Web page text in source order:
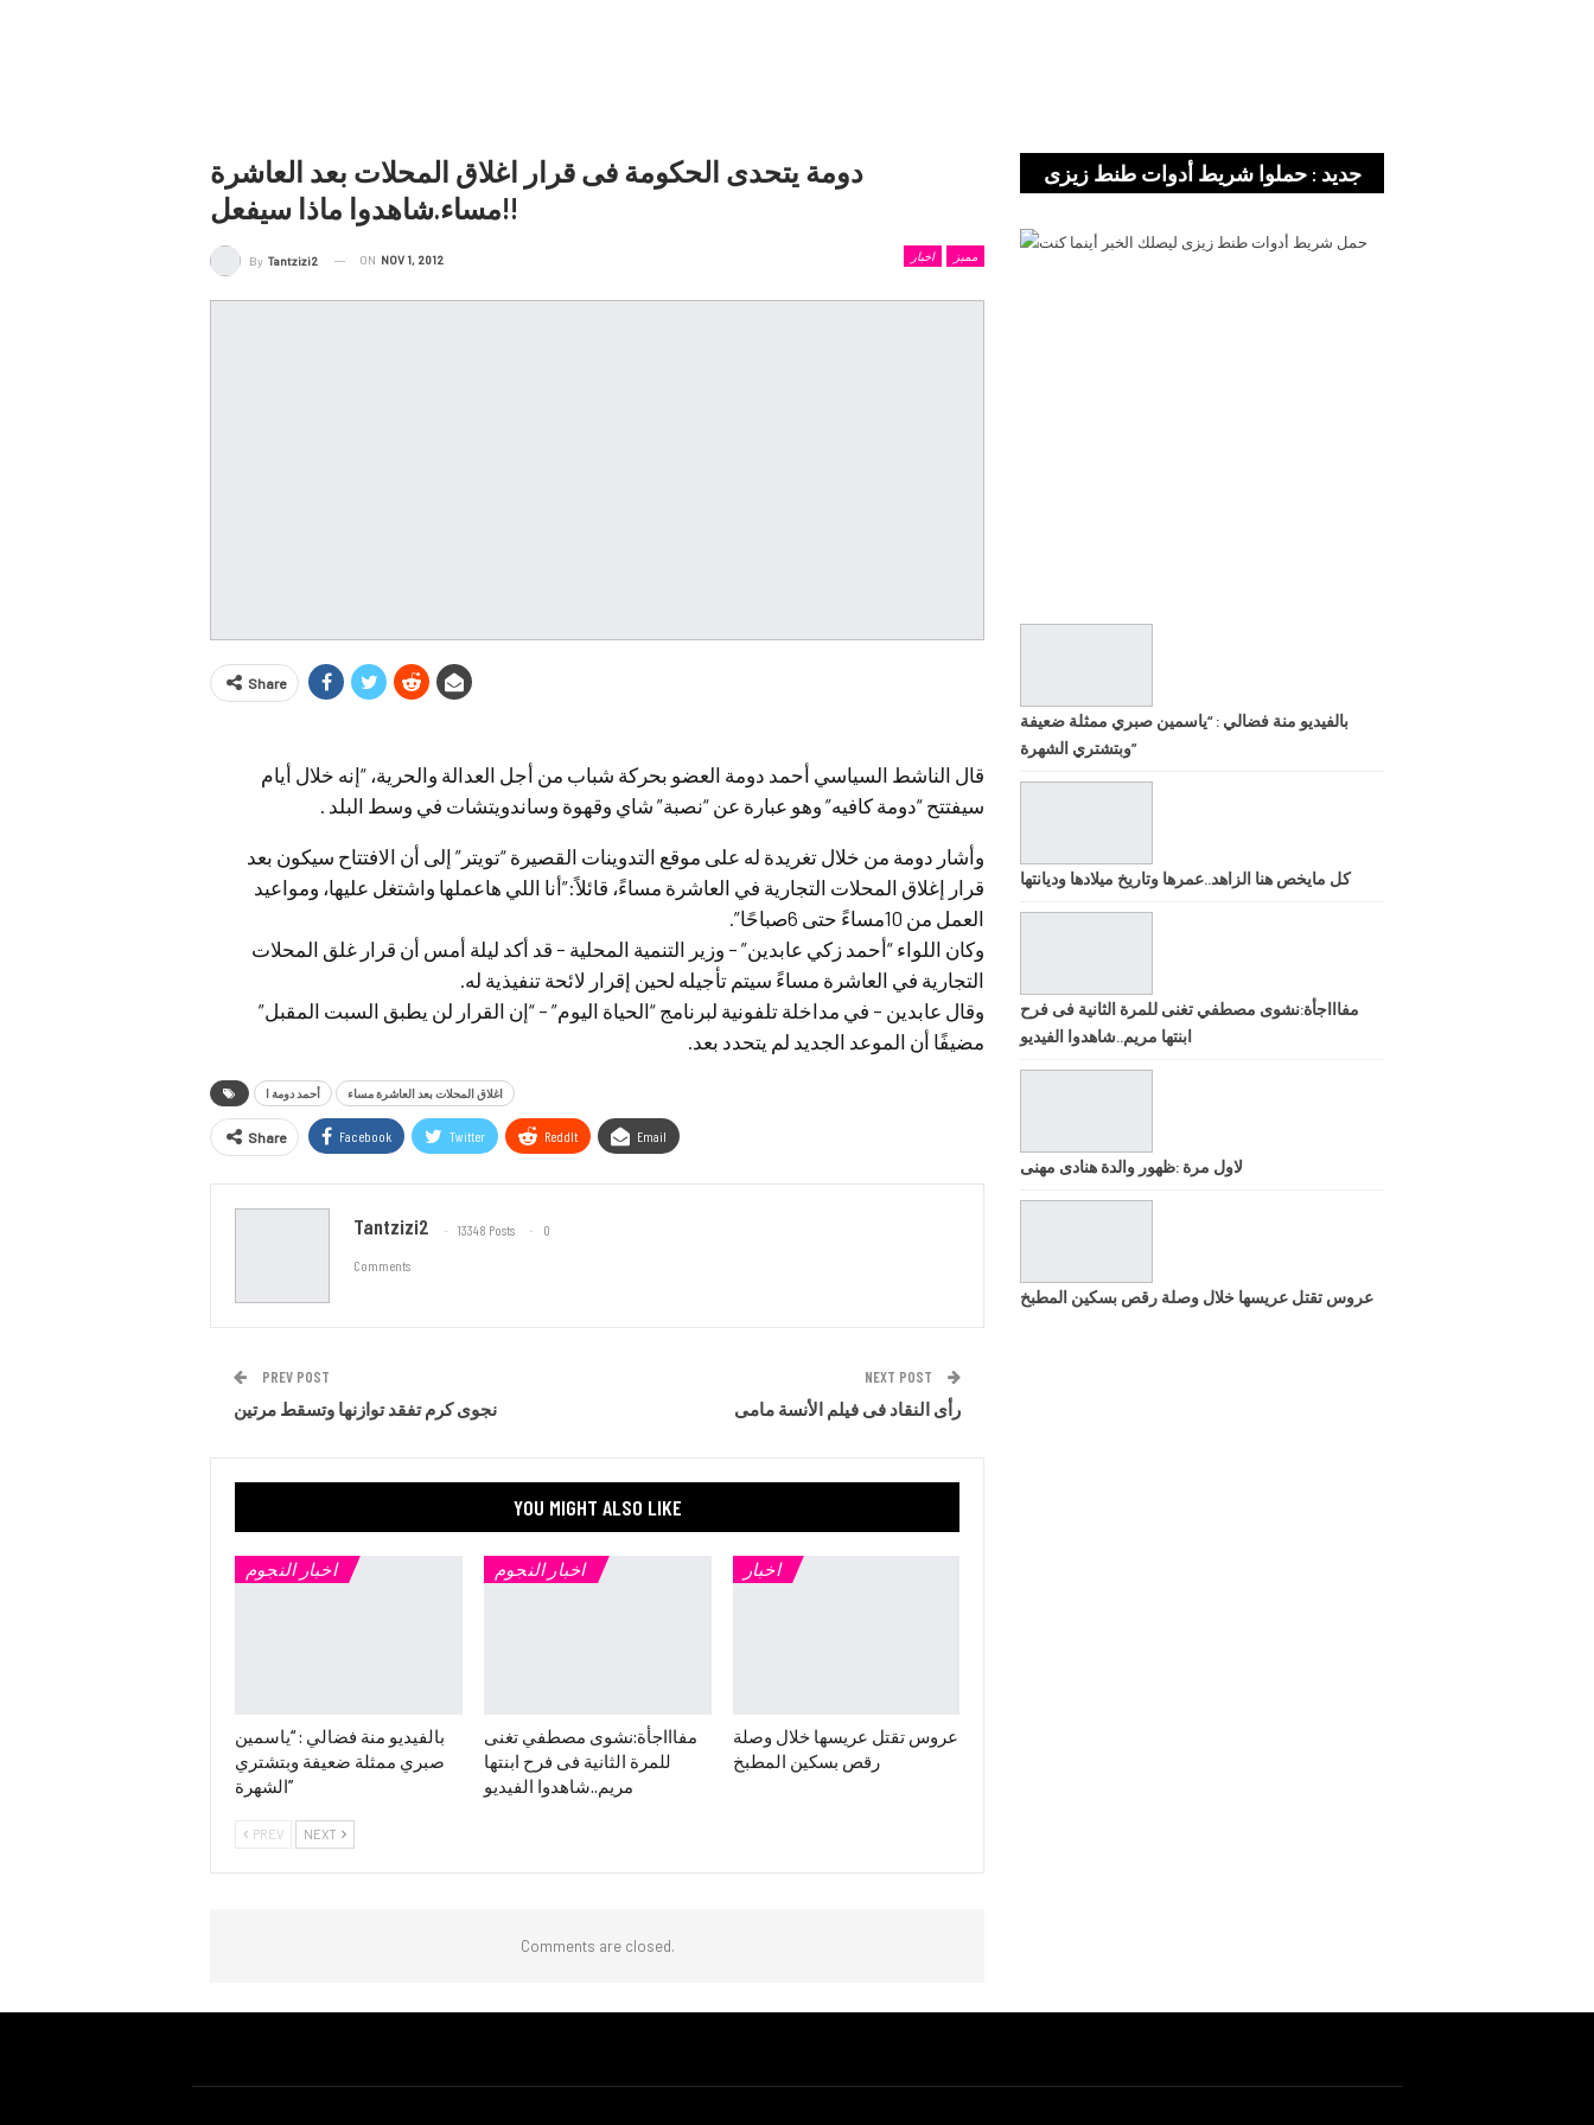
دومة يتحدى الحكومة فى قرار اغلاق المحلات بعد العاشرة
مساء.شاهدوا ماذا سيفعل!!
اخبار مميز By Tantzizi2 ON NOV 1, 2012
Share
قال الناشط السياسي أحمد دومة العضو بحركة شباب من أجل العدالة والحرية، “إنه خلال أيام
سيفتتح “دومة كافيه” وهو عبارة عن “نصبة” شاي وقهوة وساندويتشات في وسط البلد .
وأشار دومة من خلال تغريدة له على موقع التدوينات القصيرة “تويتر” إلى أن الافتتاح سيكون بعد
قرار إغلاق المحلات التجارية في العاشرة مساءً، قائلاً:”أنا اللي هاعملها واشتغل عليها، ومواعيد
العمل من 10مساءً حتى 6صباحًا”.
وكان اللواء “أحمد زكي عابدين” – وزير التنمية المحلية – قد أكد ليلة أمس أن قرار غلق المحلات
التجارية في العاشرة مساءً سيتم تأجيله لحين إقرار لائحة تنفيذية له.
وقال عابدين – في مداخلة تلفونية لبرنامج “الحياة اليوم” – “إن القرار لن يطبق السبت المقبل”
مضيفًا أن الموعد الجديد لم يتحدد بعد.
أحمد دومة ا اغلاق المحلات بعد العاشرة مساء
Share Facebook Twitter ReddIt Email
Tantzizi2 13348 Posts 0
Comments
PREV POST
نجوى كرم تفقد توازنها وتسقط مرتين
NEXT POST
رأى النقاد فى فيلم الأنسة مامى
YOU MIGHT ALSO LIKE
اخبار النجوم
بالفيديو منة فضالي : “ياسمين
صبري ممثلة ضعيفة وبتشتري
الشهرة”
اخبار النجوم
مفاااجأة:نشوى مصطفي تغنى
للمرة الثانية فى فرح ابنتها
مريم..شاهدوا الفيديو
اخبار
عروس تقتل عريسها خلال وصلة
رقص بسكين المطبخ
PREV NEXT
Comments are closed.
جديد : حملوا شريط أدوات طنط زيزى
بالفيديو منة فضالي : “ياسمين صبري ممثلة ضعيفة
وبتشتري الشهرة”
كل مايخص هنا الزاهد..عمرها وتاريخ ميلادها وديانتها
مفاااجأة:نشوى مصطفي تغنى للمرة الثانية فى فرح
ابنتها مريم..شاهدوا الفيديو
لاول مرة :ظهور والدة هنادى مهنى
عروس تقتل عريسها خلال وصلة رقص بسكين المطبخ